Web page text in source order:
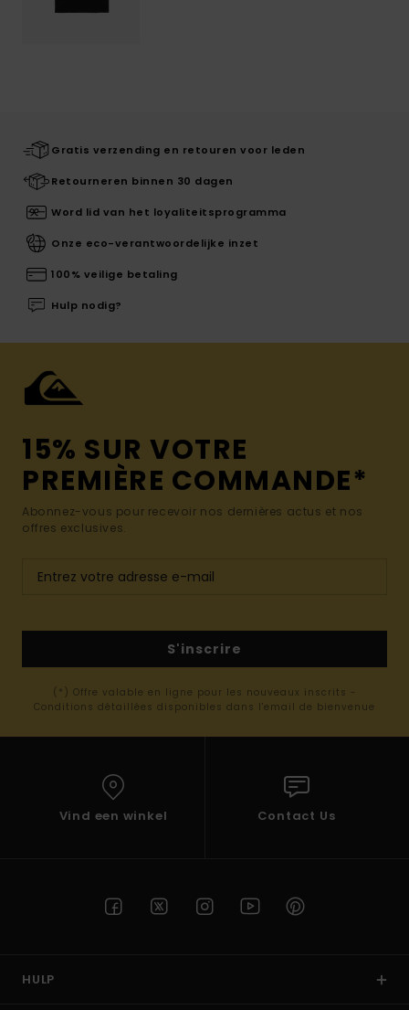
Gratis verzending en retouren voor leden
Retourneren binnen 30 dagen
Word lid van het loyaliteitsprogramma
Onze eco-verantwoordelijke inzet
100% veilige betaling
Hulp nodig?
15% SUR VOTRE
PREMIÈRE COMMANDE*
Abonnez-vous pour recevoir nos dernières actus et nos
offres exclusives.
S'inscrire
(*) Offre valable en ligne pour les nouveaux inscrits -
Conditions détaillées disponibles dans l'email de bienvenue
Vind een winkel Contact Us
HULP